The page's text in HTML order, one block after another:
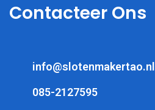
Contacteer Ons
info@slotenmakertao.nl
085-2127595